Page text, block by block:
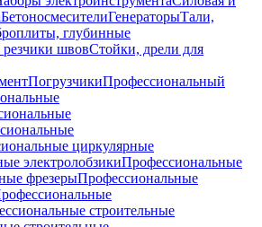
БетоносмесителиГенераторыТали,
глубинные
резчики швовСтойки, дрели для
ПогрузчикиПрофессиональный
циркулярные
электролобзикиПрофессиональные
фрезерыПрофессиональные
строительные